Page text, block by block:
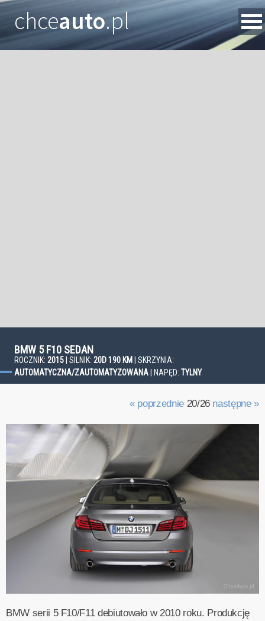
chceauto.pl
BMW 5 F10 SEDAN
ROCZNIK: 2015 | SILNIK: 20D 190 KM
| SKRZYNIA:
AUTOMATYCZNA/ZAUTOMATYZOWANA | NAPĘD: TYLNY
« poprzednie20/26 następne »
BMW serii 5 F10/F11 debiutowało w 2010 roku. Produkcję